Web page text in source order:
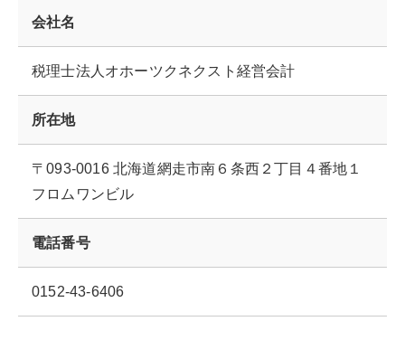
会社名
税理士法人オホーツクネクスト経営会計
所在地
〒093-0016 北海道網走市南６条西２丁目４番地１
フロムワンビル
電話番号
0152-43-6406